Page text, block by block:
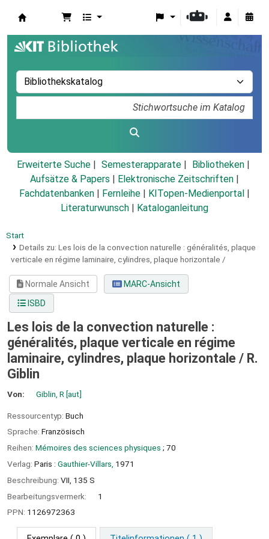
Erweiterte Suche Semesterapparate
Bibliotheken
Aufsätze & Papers
Elektronische Zeitschriften
Fachdatenbanken
Fernleihe KITopen-Medienportal
Literaturwunsch
Kataloganleitung
Start
Details zu: Les lois de la convection naturelle : généralités, plaque
verticale en régime laminaire, cylindres, plaque horizontale /
Normale Ansicht
MARC-Ansicht
ISBD
Les lois de la convection naturelle :
généralités, plaque verticale en régime
laminaire, cylindres, plaque horizontale / R.
Giblin
Von: Giblin, R [aut]
Ressourcentyp: Buch
Sprache: Französisch
Reihen: Mémoires des sciences physiques ; 70
Verlag: Paris : Gauthier-Villars, 1971
Beschreibung: VII, 135 S
Bearbeitungsvermerk:
1
PPN: 1126972363